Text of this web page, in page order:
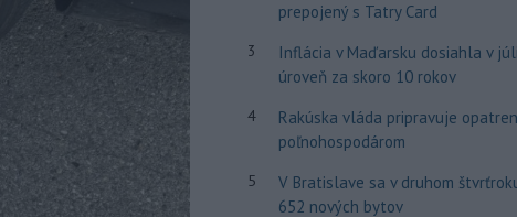
prepojený s Tatry Card
3
Inflácia v Maďarsku dosiahla v
úroveň za skoro 10 rokov
4
Rakúska vláda pripravuje
poľnohospodárom
5
V Bratislave sa v druhom
652 nových bytov